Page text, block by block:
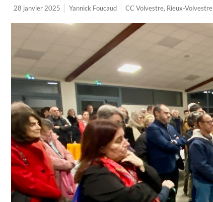
28 janvier 2025 Yannick Foucaud CC Volvestre, Rieux-Volvestre